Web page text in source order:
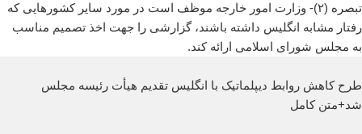
تبصره (۲)- وزارت امور خارجه موظف است در مورد سایر کشورهایی که
رفتار مشابه انگلیس داشته باشند، گزارشی را جهت اخذ تصمیم مناسب
به مجلس شورای اسلامی ارائه کند.
طرح کاهش روابط دیپلماتیک با انگلیس تقدیم هیأت رئیسه مجلس
شد+متن کامل